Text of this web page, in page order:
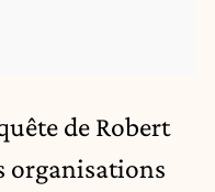
de Robert
organisations